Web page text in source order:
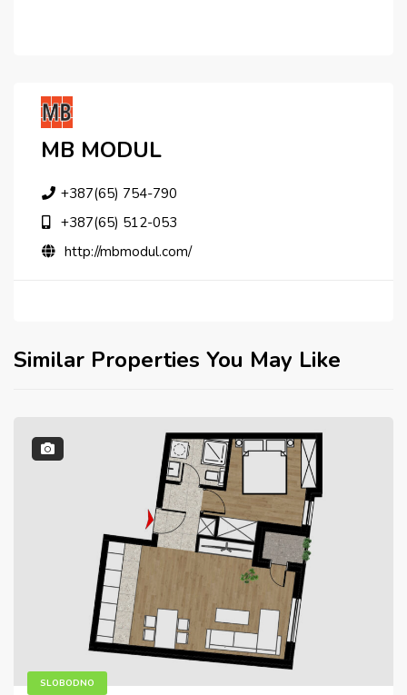
MB MODUL
+387(65) 754-790
+387(65) 512-053
http://mbmodul.com/
Similar Properties You May Like
SLOBODNO